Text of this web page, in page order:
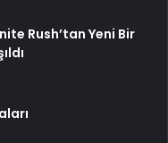
Rush’tan Yeni Bir